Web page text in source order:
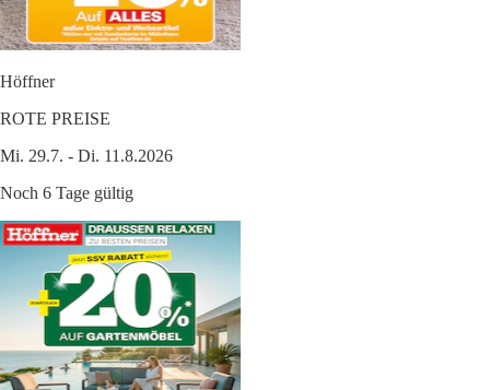
Höffner
ROTE PREISE
Mi. 29.7. - Di. 11.8.2026
Noch 6 Tage gültig